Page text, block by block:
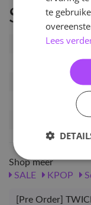
Artikelnummer
Release datum
Verwachte
Shop meer
SALE
KPOP
[Pre Order]
te
Lees